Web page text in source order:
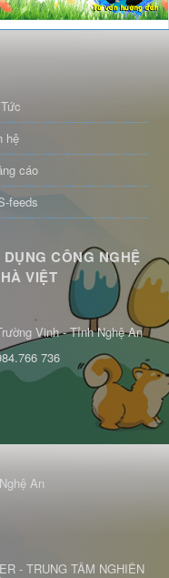
hệ
cáo
feeds
CÔNG NGHỆ
VIỆT
Vinh - Tỉnh Nghệ An
736
An
- TRUNG TÂM NGHIÊN